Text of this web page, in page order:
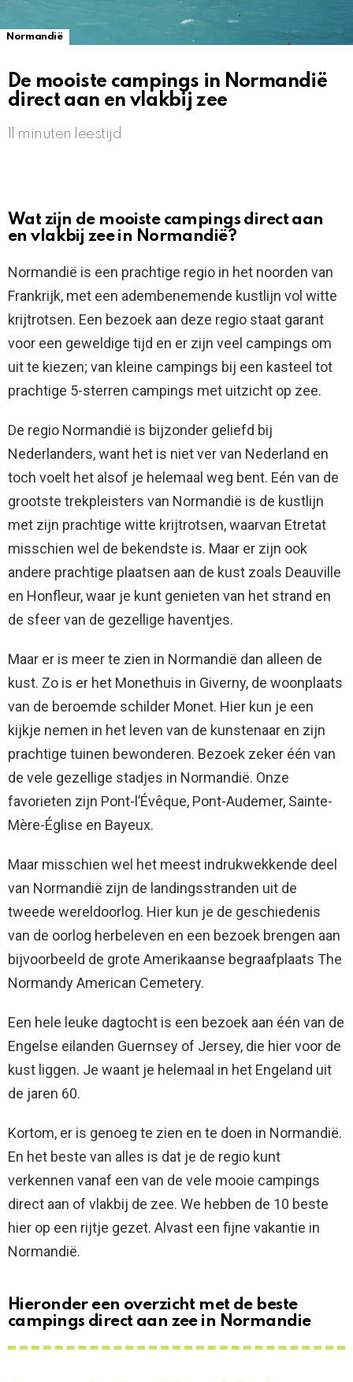
Normandië
De mooiste campings in Normandië
direct aan en vlakbij zee
11 minuten leestijd
Wat zijn de mooiste campings direct aan
en vlakbij zee in Normandië?
Normandië is een prachtige regio in het noorden van
Frankrijk, met een adembenemende kustlijn vol witte
krijtrotsen. Een bezoek aan deze regio staat garant
voor een geweldige tijd en er zijn veel campings om
uit te kiezen; van kleine campings bij een kasteel tot
prachtige 5-sterren campings met uitzicht op zee.
De regio Normandië is bijzonder geliefd bij
Nederlanders, want het is niet ver van Nederland en
toch voelt het alsof je helemaal weg bent. Eén van de
grootste trekpleisters van Normandië is de kustlijn
met zijn prachtige witte krijtrotsen, waarvan Etretat
misschien wel de bekendste is. Maar er zijn ook
andere prachtige plaatsen aan de kust zoals Deauville
en Honfleur, waar je kunt genieten van het strand en
de sfeer van de gezellige haventjes.
Maar er is meer te zien in Normandië dan alleen de
kust. Zo is er het Monethuis in Giverny, de woonplaats
van de beroemde schilder Monet. Hier kun je een
kijkje nemen in het leven van de kunstenaar en zijn
prachtige tuinen bewonderen. Bezoek zeker één van
de vele gezellige stadjes in Normandië. Onze
favorieten zijn Pont-l’Évêque, Pont-Audemer, Sainte-
Mère-Église en Bayeux.
Maar misschien wel het meest indrukwekkende deel
van Normandië zijn de landingsstranden uit de
tweede wereldoorlog. Hier kun je de geschiedenis
van de oorlog herbeleven en een bezoek brengen aan
bijvoorbeeld de grote Amerikaanse begraafplaats The
Normandy American Cemetery.
Een hele leuke dagtocht is een bezoek aan één van de
Engelse eilanden Guernsey of Jersey, die hier voor de
kust liggen. Je waant je helemaal in het Engeland uit
de jaren 60.
Kortom, er is genoeg te zien en te doen in Normandië.
En het beste van alles is dat je de regio kunt
verkennen vanaf een van de vele mooie campings
direct aan of vlakbij de zee. We hebben de 10 beste
hier op een rijtje gezet. Alvast een fijne vakantie in
Normandië.
Hieronder een overzicht met de beste
campings direct aan zee in Normandie